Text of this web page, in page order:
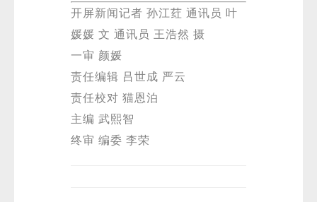
开屏新闻记者 孙江荭 通讯员 叶
媛媛 文 通讯员 王浩然 摄
一审 颜媛
责任编辑 吕世成 严云
责任校对 猫恩泊
主编 武熙智
终审 编委 李荣